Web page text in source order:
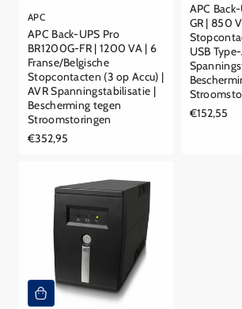
APC
APC Back-UPS Pro
BR1200G-FR | 1200 VA | 6
Franse/Belgische
Stopcontacten (3 op Accu) |
AVR Spanningstabilisatie |
Bescherming tegen
Stroomstoringen
Reguliere
€352,95
APC
GR | 850
USB
Reguliere
€152,55